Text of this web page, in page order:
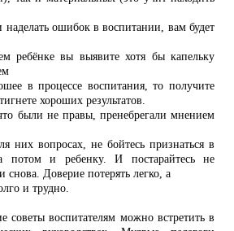
ошибок в воспитании, вам будет
ребёнке вы выявите хотя бы капельку
в процессе воспитания, то получите
хороших результатов.
были не правы, пренебрегали мнением
них вопросах, не бойтесь признаться в
потом и ребенку. И постарайтесь не
снова. Доверие потерять легко, а
и трудно.
советы воспитателям можно встретить в